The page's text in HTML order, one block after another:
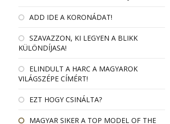
ADD IDE A KORONÁDAT!
SZAVAZZON, KI LEGYEN A BLIKK
KÜLÖNDÍJASA!
ELINDULT A HARC A MAGYAROK
VILÁGSZÉPE CÍMÉRT!
EZT HOGY CSINÁLTA?
MAGYAR SIKER A TOP MODEL OF THE